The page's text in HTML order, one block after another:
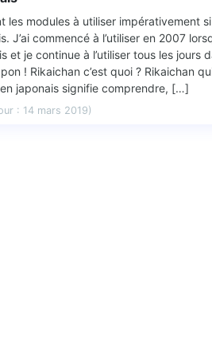
les modules à utiliser impérativement si
J’ai commencé à l’utiliser en 2007
et je continue à l’utiliser tous les jours
! Rikaichan c’est quoi ? Rikaichan
japonais signifie comprendre, […]
: 14 mars 2019)